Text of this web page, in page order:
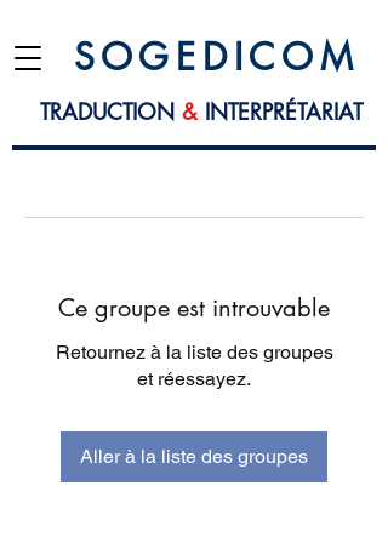
S O G E D I C O M
TRADUCTION &INTERPRÉTARIAT
Ce groupe est introuvable
Retournez à la liste des groupes
et réessayez.
Aller à la liste des groupes